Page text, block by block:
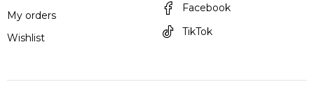
My orders
Wishlist
Facebook
TikTok